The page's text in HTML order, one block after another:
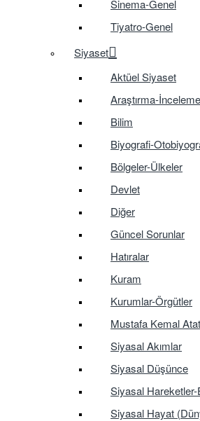
Sinema-Genel
Tiyatro-Genel
Siyaset
Aktüel Siyaset
Araştırma-İnceleme
Bilim
Biyografi-
Bölgeler-Ülkeler
Devlet
Diğer
Güncel Sorunlar
Hatıralar
Kuram
Kurumlar-Örgütler
Mustafa Kemal
Siyasal Akımlar
Siyasal Düşünce
Siyasal
Siyasal Hayat